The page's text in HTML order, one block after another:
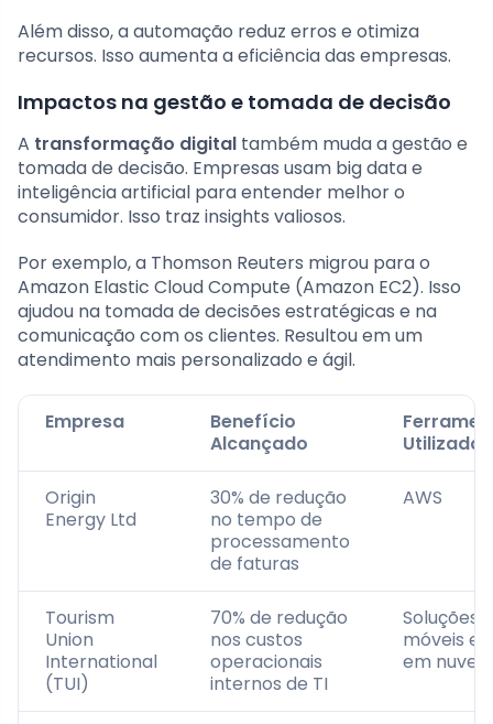
Além disso, a automação reduz erros e otimiza
recursos. Isso aumenta a eficiência das empresas.
Impactos na gestão e tomada de decisão
A transformação digital também muda a gestão e
tomada de decisão. Empresas usam big data e
inteligência artificial para entender melhor o
consumidor. Isso traz insights valiosos.
Por exemplo, a Thomson Reuters migrou para o
Amazon Elastic Cloud Compute (Amazon EC2). Isso
ajudou na tomada de decisões estratégicas e na
comunicação com os clientes. Resultou em um
atendimento mais personalizado e ágil.
Empresa
Benefício
Alcançado
Utilizada
Origin
Energy Ltd
30% de redução
no tempo de
processamento
de faturas
AWS
Tourism
Union
International
(TUI)
70% de redução
nos custos
operacionais
internos de TI
Soluções
móveis e
em